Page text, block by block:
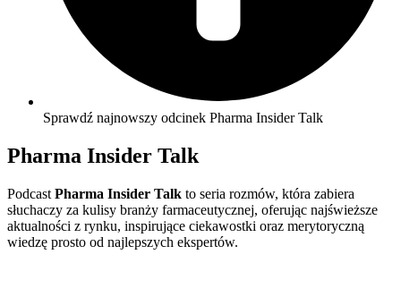
Sprawdź najnowszy odcinek Pharma Insider Talk
Pharma Insider Talk
Podcast Pharma Insider Talk to seria rozmów, która zabiera
słuchaczy za kulisy branży farmaceutycznej, oferując najświeższe
aktualności z rynku, inspirujące ciekawostki oraz merytoryczną
wiedzę prosto od najlepszych ekspertów.